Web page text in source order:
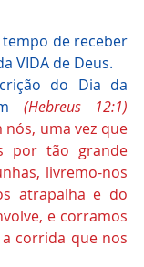
de receber
VIDA de Deus.
do Dia da
(Hebreus 12:1)
uma vez que
por tão grande
livremo-nos
atrapalha e do
e corramos
corrida que nos